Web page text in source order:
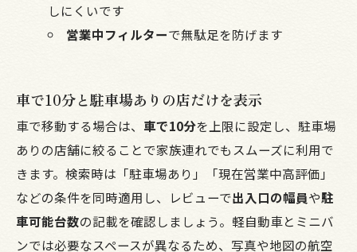
しにくいです
営業中フィルターで無駄足を防げます
車で10分と駐車場ありの店だけを表示
車で移動する場合は、 車で10分を上限に設定し、駐車場
ありの店舗に絞ることで家族連れでもスムーズに利用で
きます。検索時は「駐車場あり」「現在営業中高評価」
などの条件を同時適用し、レビューで出入口の幅員や駐
車可能台数の記載を確認しましょう。軽自動車とミニバ
ンでは必要なスペースが異なるため、写真や地図の航空